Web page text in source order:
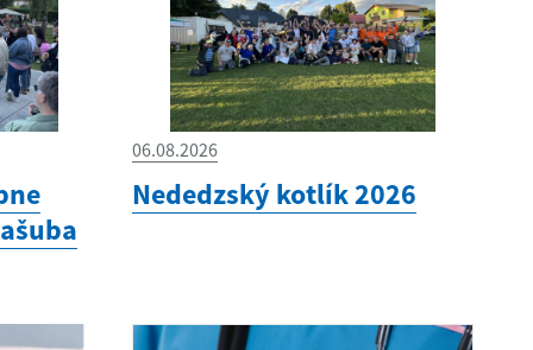
06.08.2026
Nededzský kotlík 2026